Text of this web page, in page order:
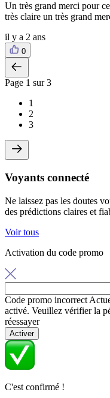
Un très grand merci pour
très claire un très grand
il y a 2 ans
0
Page 1 sur 3
1
2
3
Voyants connecté
Ne laissez pas les doutes
des prédictions claires et
Voir tous
Activation du code promo
Code promo incorrect
activé. Veuillez vérifier la
réessayer
Activer
C'est confirmé !